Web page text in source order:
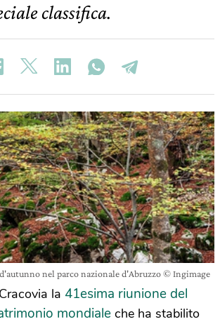
classifica.
nel parco nazionale d'Abruzzo © Ingimage
la 41esima riunione del
mondiale che ha stabilito